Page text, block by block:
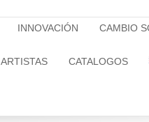
INNOVACIÓN CAMBIO
ARTISTAS CATALOGOS